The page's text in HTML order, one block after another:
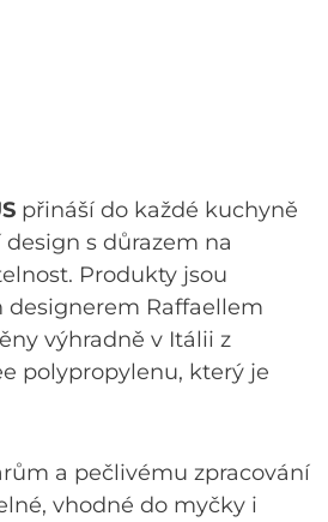
přináší do každé kuchyně
s důrazem na
Produkty jsou
designerem Raffaellem
výhradně v Itálii z
polypropylenu, který je
a pečlivému zpracování
vhodné do myčky i